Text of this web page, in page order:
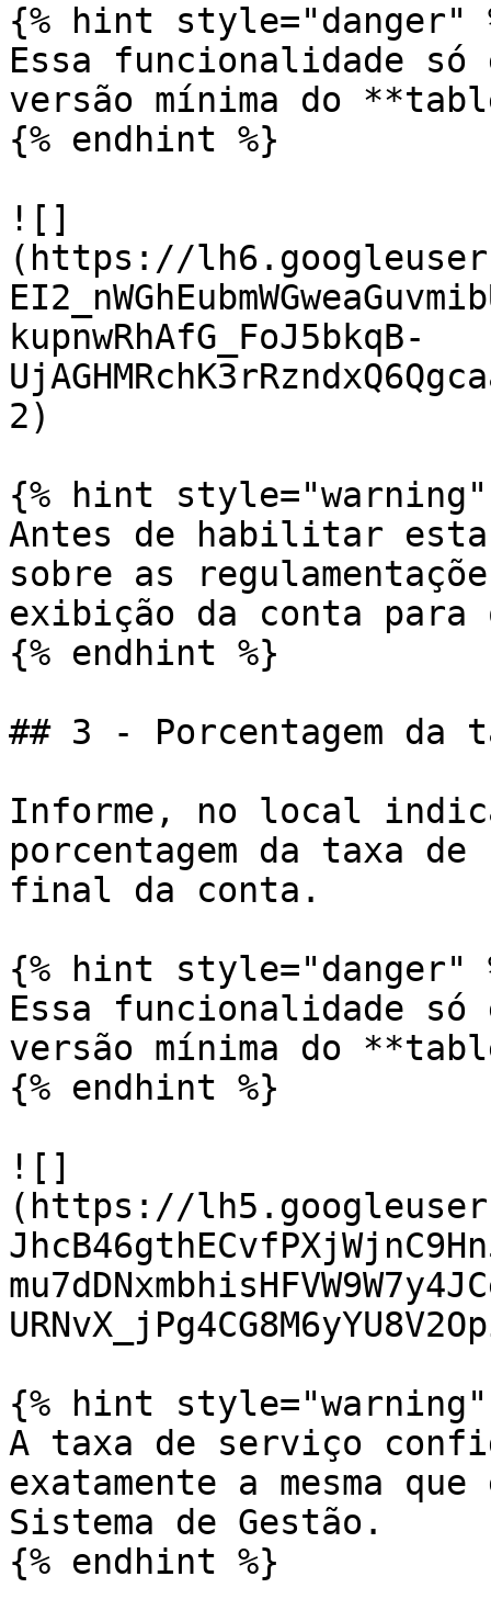
{% hint style="danger"
Essa funcionalidade
versão mínima do
{% endhint %}
![]
(https://
kupnwRhAfG_FoJ5bkqB-
2)
{% hint style="warning"
Antes de habilitar
sobre as
exibição da conta para
{% endhint %}
## 3 - Porcentagem da
Informe, no local
porcentagem da taxa
final da conta.
{% hint style="danger"
Essa funcionalidade
versão mínima do
{% endhint %}
![]
(https://
{% hint style="warning"
A taxa de serviço
exatamente a mesma
Sistema de Gestão.
{% endhint %}